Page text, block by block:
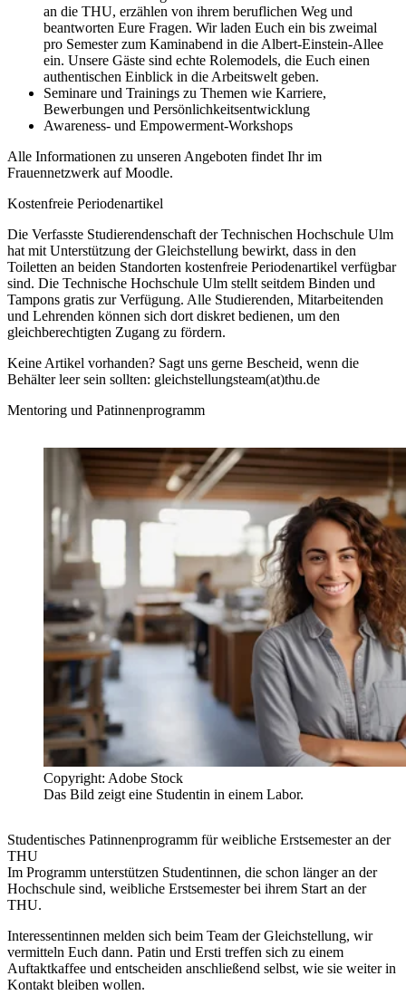
an die THU, erzählen von ihrem beruflichen Weg und
beantworten Eure Fragen. Wir laden Euch ein bis zweimal
pro Semester zum Kaminabend in die Albert-Einstein-Allee
ein. Unsere Gäste sind echte Rolemodels, die Euch einen
authentischen Einblick in die Arbeitswelt geben.
Seminare und Trainings zu Themen wie Karriere,
Bewerbungen und Persönlichkeitsentwicklung
Awareness- und Empowerment-Workshops
Alle Informationen zu unseren Angeboten findet Ihr im
Frauennetzwerk auf Moodle.
Kostenfreie Periodenartikel
Die Verfasste Studierendenschaft der Technischen Hochschule Ulm
hat mit Unterstützung der Gleichstellung bewirkt, dass in den
Toiletten an beiden Standorten kostenfreie Periodenartikel verfügbar
sind. Die Technische Hochschule Ulm stellt seitdem Binden und
Tampons gratis zur Verfügung. Alle Studierenden, Mitarbeitenden
und Lehrenden können sich dort diskret bedienen, um den
gleichberechtigten Zugang zu fördern.
Keine Artikel vorhanden? Sagt uns gerne Bescheid, wenn die
Behälter leer sein sollten: gleichstellungsteam(at)thu.de
Mentoring und Patinnenprogramm
Copyright: Adobe Stock
Das Bild zeigt eine Studentin in einem Labor.
Studentisches Patinnenprogramm für weibliche Erstsemester an der
THU
Im Programm unterstützen Studentinnen, die schon länger an der
Hochschule sind, weibliche Erstsemester bei ihrem Start an der
THU.
Interessentinnen melden sich beim Team der Gleichstellung, wir
vermitteln Euch dann. Patin und Ersti treffen sich zu einem
Auftaktkaffee und entscheiden anschließend selbst, wie sie weiter in
Kontakt bleiben wollen.